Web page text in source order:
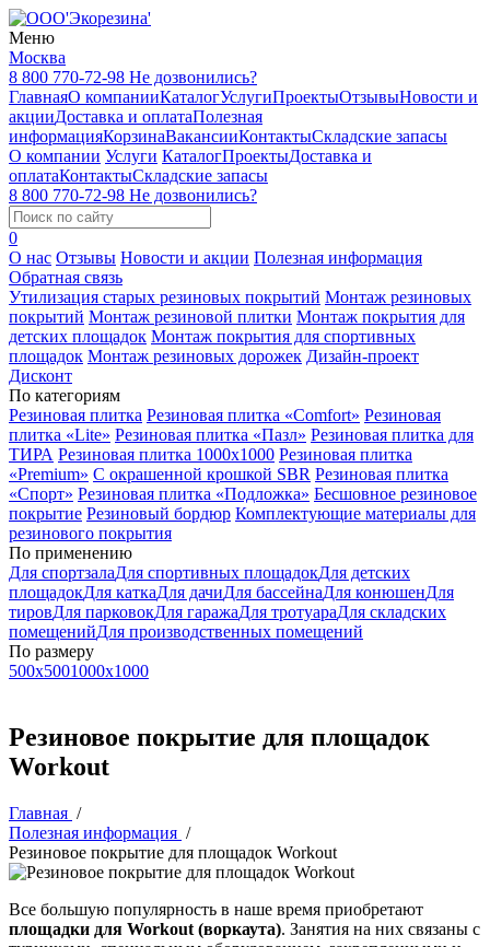
Меню
Москва
8 800 770-72-98 Не дозвонились?
ГлавнаяО компанииКаталогУслугиПроектыОтзывыНовости и
акцииДоставка и оплатаПолезная
информацияКорзинаВакансииКонтактыСкладские запасы
О компании Услуги КаталогПроектыДоставка и
оплатаКонтактыСкладские запасы
8 800 770-72-98 Не дозвонились?
0
О нас Отзывы Новости и акции Полезная информация
Обратная связь
Утилизация старых резиновых покрытий Монтаж резиновых
покрытий Монтаж резиновой плитки Монтаж покрытия для
детских площадок Монтаж покрытия для спортивных
площадок Монтаж резиновых дорожек Дизайн-проект
Дисконт
По категориям
Резиновая плитка Резиновая плитка «Comfort» Резиновая
плитка «Lite» Резиновая плитка «Пазл» Резиновая плитка для
ТИРА Резиновая плитка 1000x1000 Резиновая плитка
«Premium» С окрашенной крошкой SBR Резиновая плитка
«Спорт» Резиновая плитка «Подложка» Бесшовное резиновое
покрытие Резиновый бордюр Комплектующие материалы для
резинового покрытия
По применению
Для спортзалаДля спортивных площадокДля детских
площадокДля каткаДля дачиДля бaссейнаДля конюшенДля
тировДля парковокДля гаражаДля тротуараДля складских
помещенийДля производственных помещений
По размеру
500x5001000x1000
Резиновое покрытие для площадок
Workout
Главная /
Полезная информация /
Резиновое покрытие для площадок Workout
Все большую популярность в наше время приобретают
площадки для Workout (воркаута). Занятия на них связаны с